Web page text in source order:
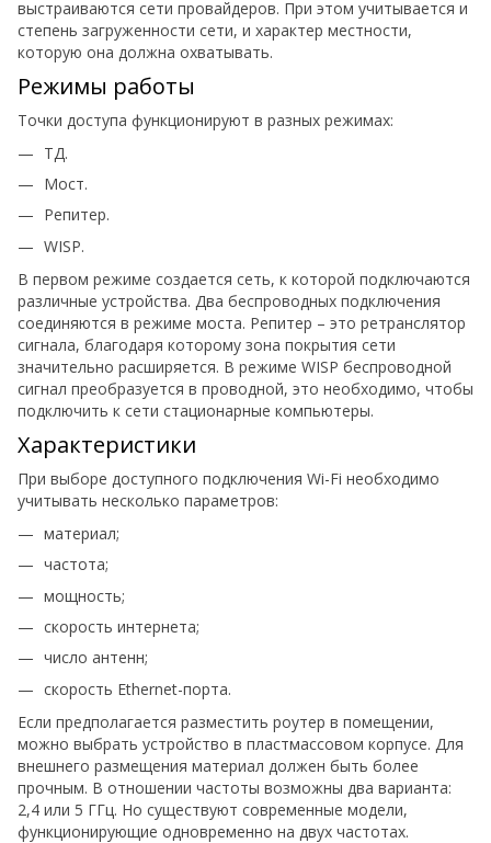
выстраиваются сети провайдеров. При этом учитывается и
степень загруженности сети, и характер местности,
которую она должна охватывать.
Режимы работы
Точки доступа функционируют в разных режимах:
ТД.
Мост.
Репитер.
WISP.
В первом режиме создается сеть, к которой подключаются
различные устройства. Два беспроводных подключения
соединяются в режиме моста. Репитер – это ретранслятор
сигнала, благодаря которому зона покрытия сети
значительно расширяется. В режиме WISP беспроводной
сигнал преобразуется в проводной, это необходимо, чтобы
подключить к сети стационарные компьютеры.
Характеристики
При выборе доступного подключения Wi-Fi необходимо
учитывать несколько параметров:
материал;
частота;
мощность;
скорость интернета;
число антенн;
скорость Ethernet-порта.
Если предполагается разместить роутер в помещении,
можно выбрать устройство в пластмассовом корпусе. Для
внешнего размещения материал должен быть более
прочным. В отношении частоты возможны два варианта:
2,4 или 5 ГГц. Но существуют современные модели,
функционирующие одновременно на двух частотах.